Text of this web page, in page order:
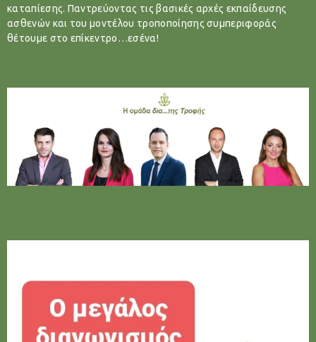
καταπίεσης. Παντρεύοντας τις βασικές αρχές εκπαίδευσης
ασθενών και του μοντέλου τροποποίησης συμπεριφοράς
θέτουμε στο επίκεντρο…εσένα!